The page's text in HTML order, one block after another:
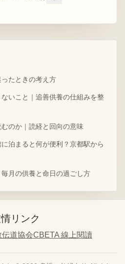
たときの考え方
いこと｜追善供養の仕組みを整
のか｜読経と回向の意味
泊まると何が便利？京都駅から
月の供養と命日の過ごし方
リンク
伝道協会CBETA 線上閱讀